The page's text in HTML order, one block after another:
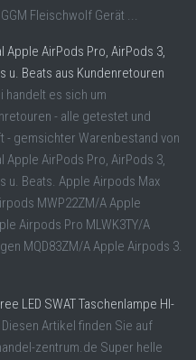
Fleischwolf Gerät ...
Apple AirPods Pro, AirPods 3,
u. Beats aus Kundenretouren
handelt es sich um
- alle getestet und
- gemsichter Warenbestand von
Apple AirPods Pro, AirPods 3,
u. Beats. Apple Airpods Max
MWP22ZM/A Apple
Airpods Pro MLWK3TY/A
MQD83ZM/A Apple Airpods 3.
LED SWAT Taschenlampe HI-
Diesen Artikel finden Sie auf
zentrum.de Super helle